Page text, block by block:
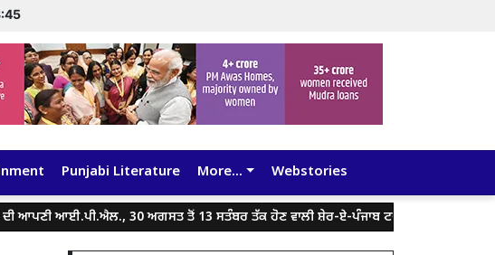
Punjabi Literature More... Webstories
ਆਪਣੀ ਆਈ.ਪੀ.ਐਲ., 30 ਅਗਸਤ ਤੋਂ 13 ਸਤੰਬਰ ਤੱਕ ਹੋਣ ਵਾਲੀ ਸ਼ੇਰ-ਏ-ਪੰਜਾਬ ਟਵੰਟੀ-20 ਲੀਗ ਵਿੱਚ